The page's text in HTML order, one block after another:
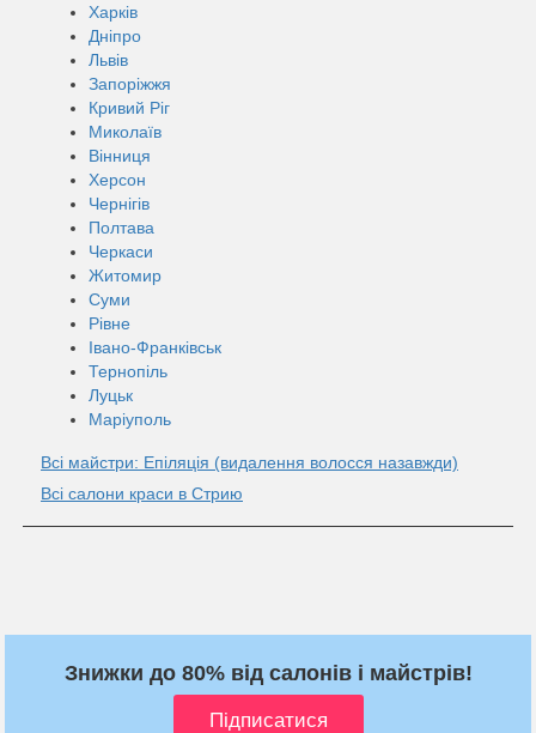
Харків
Дніпро
Львів
Запоріжжя
Кривий Ріг
Миколаїв
Вінниця
Херсон
Чернігів
Полтава
Черкаси
Житомир
Суми
Рівне
Івано-Франківськ
Тернопіль
Луцьк
Маріуполь
Всі майстри: Епіляція (видалення волосся назавжди)
Всі салони краси в Стрию
Знижки до 80% від салонів і майстрів!